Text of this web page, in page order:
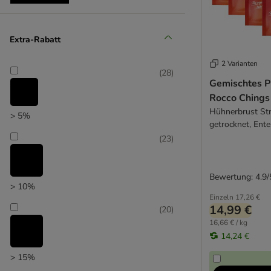
FRESCO - Martin Rütter Trainingssnacks
George & Bobs
Greenies
Greenwoods
Josera
KONG
Maced
MAC´s
Unser Favorit
Extra-Rabatt
> 5%
(28)
> 10%
(23)
> 15%
(20)
2 Varianten
Gemischtes
Rocco
Hühnerbrust
getrocknet,
Einzeln 17,26 €
14,99 €
16,66 € / kg
14,24 €
Bewertung: